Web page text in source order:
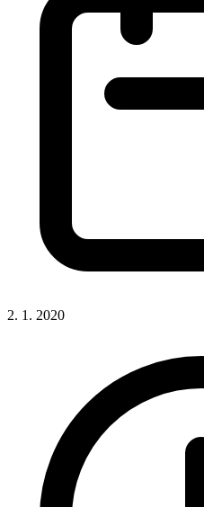
2. 1. 2020